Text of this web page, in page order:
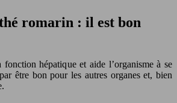
romarin : il est bon
hépatique et aide l’organisme à se
être bon pour les autres organes et, bien